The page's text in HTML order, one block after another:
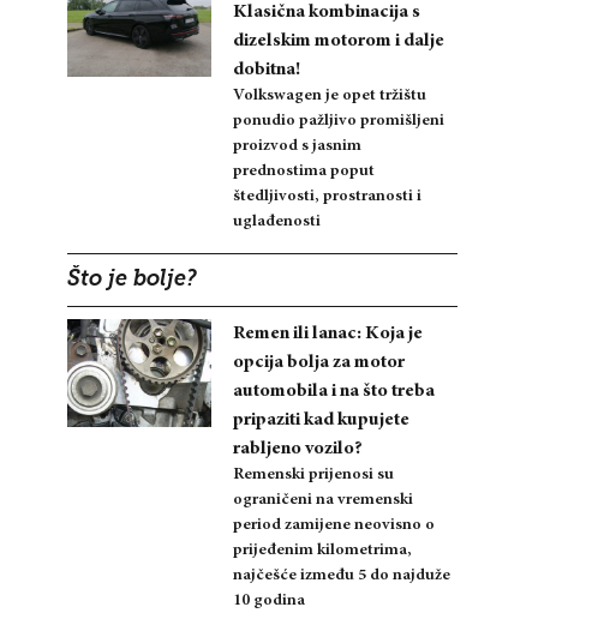
Klasična kombinacija s
dizelskim motorom i dalje
dobitna!
Volkswagen je opet tržištu
ponudio pažljivo promišljeni
proizvod s jasnim
prednostima poput
štedljivosti, prostranosti i
uglađenosti
Što je bolje?
Remen ili lanac: Koja je
opcija bolja za motor
automobila i na što treba
pripaziti kad kupujete
rabljeno vozilo?
Remenski prijenosi su
ograničeni na vremenski
period zamijene neovisno o
prijeđenim kilometrima,
najčešće između 5 do najduže
10 godina